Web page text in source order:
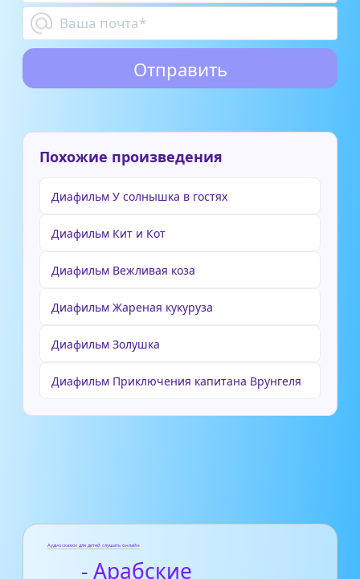
Похожие произведения
Диафильм У солнышка в гостях
Диафильм Кит и Кот
Диафильм Вежливая коза
Диафильм Жареная кукуруза
Диафильм Золушка
Диафильм Приключения капитана Врунгеля
Аудиосказки для детей слушать онлайн
- Арабские